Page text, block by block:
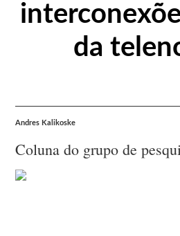
da
Andres Kalikoske
Coluna do grupo de